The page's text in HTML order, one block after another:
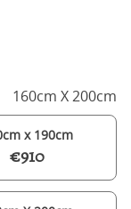
160cm X 200cm
x 190cm
€910